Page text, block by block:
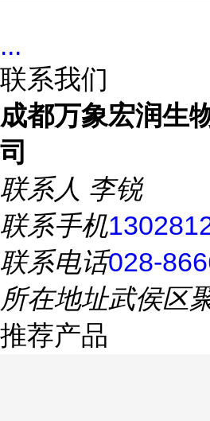
...
联系我们
成都万象宏润生
司
联系人 李锐
联系手机
联系电话028-
所在地址武侯区
推荐产品